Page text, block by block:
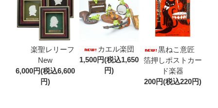
楽聖レリーフ
New
6,000円(税込6,600
円)
カエル楽団
1,500円(税込1,650
円)
黒ねこ意匠
箔押しポストカー
ド楽器
200円(税込220円)